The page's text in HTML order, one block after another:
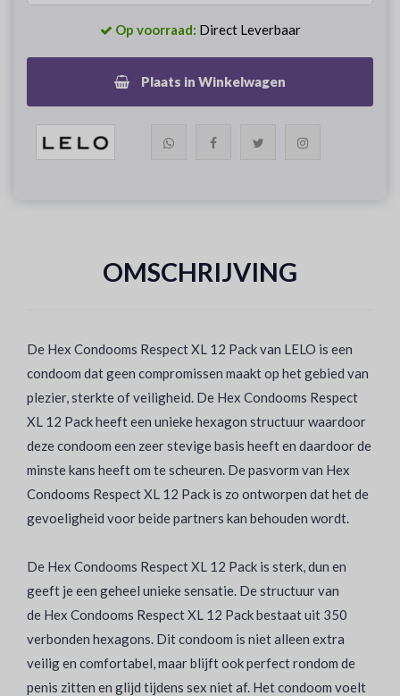
Op voorraad: Direct Leverbaar
Plaats in Winkelwagen
OMSCHRIJVING
De Hex Condooms Respect XL 12 Pack van LELO is een
condoom dat geen compromissen maakt op het gebied van
plezier, sterkte of veiligheid. De Hex Condooms Respect
XL 12 Pack heeft een unieke hexagon structuur waardoor
deze condoom een zeer stevige basis heeft en daardoor de
minste kans heeft om te scheuren. De pasvorm van Hex
Condooms Respect XL 12 Pack is zo ontworpen dat het de
gevoeligheid voor beide partners kan behouden wordt.
De Hex Condooms Respect XL 12 Pack is sterk, dun en
geeft je een geheel unieke sensatie. De structuur van
de Hex Condooms Respect XL 12 Pack bestaat uit 350
verbonden hexagons. Dit condoom is niet alleen extra
veilig en comfortabel, maar blijft ook perfect rondom de
penis zitten en glijd tijdens sex niet af. Het condoom voelt